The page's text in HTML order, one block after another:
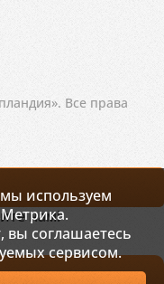
Все права
используем
вы соглашаетесь
сервисом.
нам!